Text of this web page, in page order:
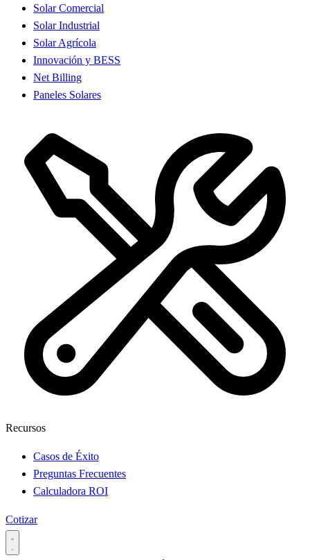
Solar Comercial
Solar Industrial
Solar Agrícola
Innovación y BESS
Net Billing
Paneles Solares
Recursos
Casos de Éxito
Preguntas Frecuentes
Calculadora ROI
Cotizar